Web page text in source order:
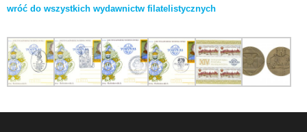
wróć do wszystkich wydawnictw filatelistycznych